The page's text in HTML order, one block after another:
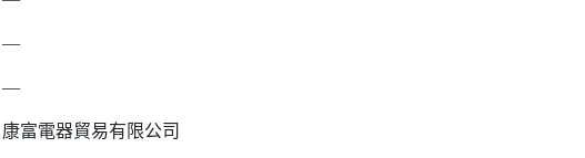
—
—
康富電器貿易有限公司